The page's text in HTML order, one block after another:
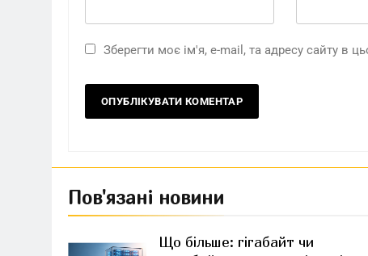
Зберегти моє ім'я, e-mail, та адресу сайту в
Пов'язані новини
Що більше: гігабайт чи